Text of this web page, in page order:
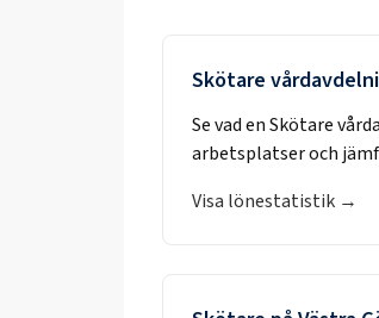
Skötare
Se vad enSkötare
arbetsplatser och
Visa lönestatistik →